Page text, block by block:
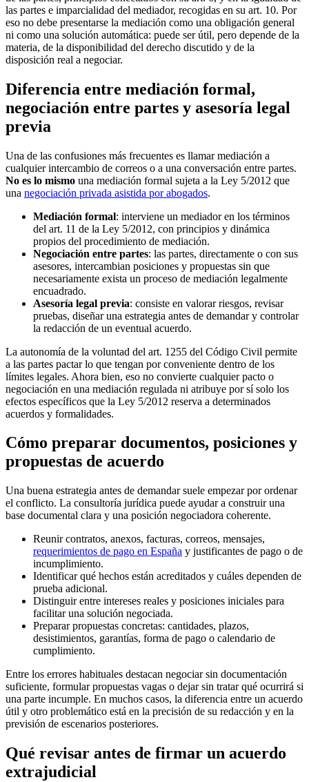
las partes e imparcialidad del mediador, recogidas en su art. 10. Por
eso no debe presentarse la mediación como una obligación general
ni como una solución automática: puede ser útil, pero depende de la
materia, de la disponibilidad del derecho discutido y de la
disposición real a negociar.
Diferencia entre mediación formal,
negociación entre partes y asesoría legal
previa
Una de las confusiones más frecuentes es llamar mediación a
cualquier intercambio de correos o a una conversación entre partes.
No es lo mismo una mediación formal sujeta a la Ley 5/2012 que
una negociación privada asistida por abogados.
Mediación formal: interviene un mediador en los términos
del art. 11 de la Ley 5/2012, con principios y dinámica
propios del procedimiento de mediación.
Negociación entre partes: las partes, directamente o con sus
asesores, intercambian posiciones y propuestas sin que
necesariamente exista un proceso de mediación legalmente
encuadrado.
Asesoría legal previa: consiste en valorar riesgos, revisar
pruebas, diseñar una estrategia antes de demandar y controlar
la redacción de un eventual acuerdo.
La autonomía de la voluntad del art. 1255 del Código Civil permite
a las partes pactar lo que tengan por conveniente dentro de los
límites legales. Ahora bien, eso no convierte cualquier pacto o
negociación en una mediación regulada ni atribuye por sí solo los
efectos específicos que la Ley 5/2012 reserva a determinados
acuerdos y formalidades.
Cómo preparar documentos, posiciones y
propuestas de acuerdo
Una buena estrategia antes de demandar suele empezar por ordenar
el conflicto. La consultoría jurídica puede ayudar a construir una
base documental clara y una posición negociadora coherente.
Reunir contratos, anexos, facturas, correos, mensajes,
requerimientos de pago en España y justificantes de pago o de
incumplimiento.
Identificar qué hechos están acreditados y cuáles dependen de
prueba adicional.
Distinguir entre intereses reales y posiciones iniciales para
facilitar una solución negociada.
Preparar propuestas concretas: cantidades, plazos,
desistimientos, garantías, forma de pago o calendario de
cumplimiento.
Entre los errores habituales destacan negociar sin documentación
suficiente, formular propuestas vagas o dejar sin tratar qué ocurrirá si
una parte incumple. En muchos casos, la diferencia entre un acuerdo
útil y otro problemático está en la precisión de su redacción y en la
previsión de escenarios posteriores.
Qué revisar antes de firmar un acuerdo
extrajudicial